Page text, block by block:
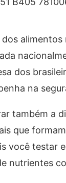
dos
na
também a
que
você testar
nutrientes